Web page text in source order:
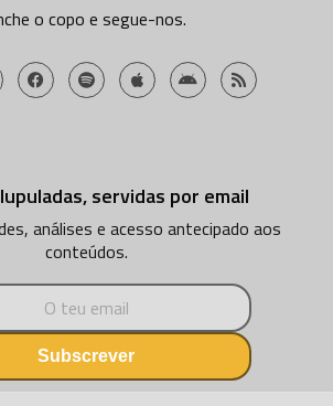
o copo e segue-nos.
servidas por email
análises e acesso antecipado aos
conteúdos.
Subscrever